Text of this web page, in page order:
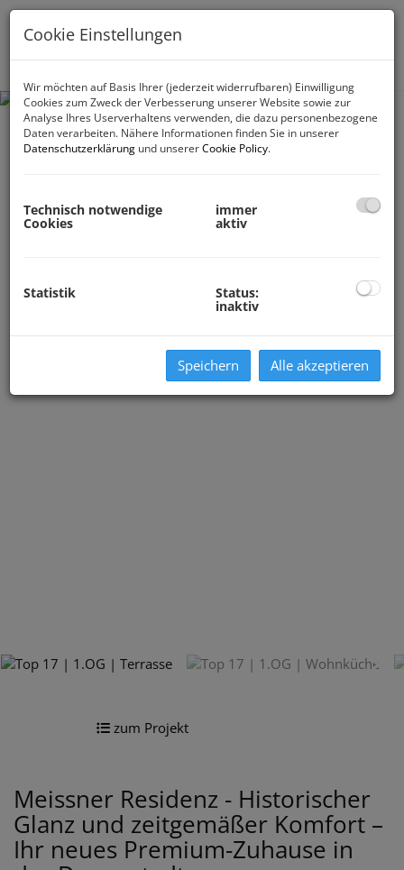
zum Projekt
Meissner Residenz - Historischer
Glanz und zeitgemäßer Komfort –
Ihr neues Premium-Zuhause in
Cookie Einstellungen
Wir möchten auf Basis Ihrer (jederzeit widerrufbaren) Einwilligung
Cookies zum Zweck der Verbesserung unserer Website sowie zur
Analyse Ihres Userverhaltens verwenden, die dazu personenbezogene
Daten verarbeiten. Nähere Informationen finden Sie in unserer
Datenschutzerklärung und unsererCookie Policy.
Technisch notwendige
Cookies
immer
aktiv
Statistik Status:
inaktiv
Speichern Alle akzeptieren